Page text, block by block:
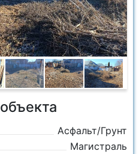
Асфальт/Грунт
Магистраль